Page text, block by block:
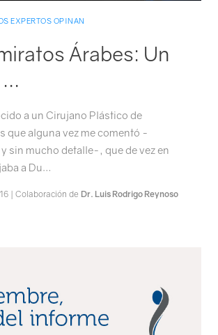
EXPERTOS OPINAN
Árabes: Un
…
a un Cirujano Plástico de
que alguna vez me comentó -
sin mucho detalle-, que de vez en
a Du…
| Colaboración de Dr. Luis Rodrigo Reynoso